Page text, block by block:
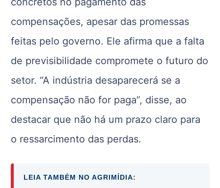
compensações, apesar das promessas
feitas pelo governo. Ele afirma que a falta
de previsibilidade compromete o futuro do
setor. “A indústria desaparecerá se a
compensação não for paga”, disse, ao
destacar que não há um prazo claro para
o ressarcimento das perdas.
LEIA TAMBÉM NO AGRIMÍDIA: